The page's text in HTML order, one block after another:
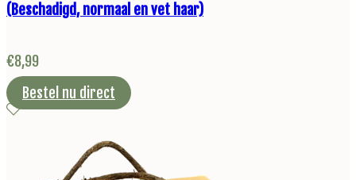
(Beschadigd, normaal en vet haar)
€8,99
Bestel nu direct